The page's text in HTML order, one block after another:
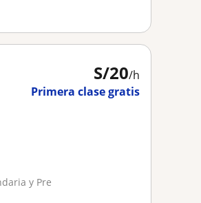
S/20/h
Primera clase gratis
y Pre